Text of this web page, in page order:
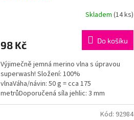
je
z
5
hvězdiček.
Skladem (14 ks)
98 Kč Do košíku
Výjimečně jemná merino vlna s úpravou
superwash! Složení: 100%
vlnaVáha/návin: 50 g = cca 175
metrůDoporučená síla jehlic: 3 mm
Instagram: #dropsbabymerino
Kód: 92984